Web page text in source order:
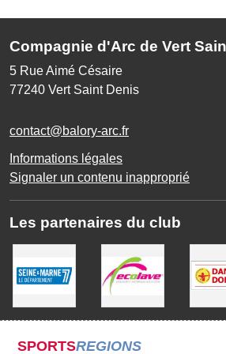
Compagnie d'Arc de Vert
5 Rue Aimé Césaire
77240 Vert Saint Denis
contact@balory-arc.fr
Informations légales
Signaler un contenu inapproprié
Les partenaires du club
SPORTSREGIONS